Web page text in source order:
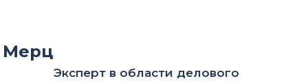
Мерц
Эксперт в области делового